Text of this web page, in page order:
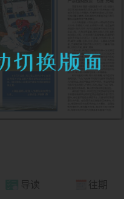
导读 往期